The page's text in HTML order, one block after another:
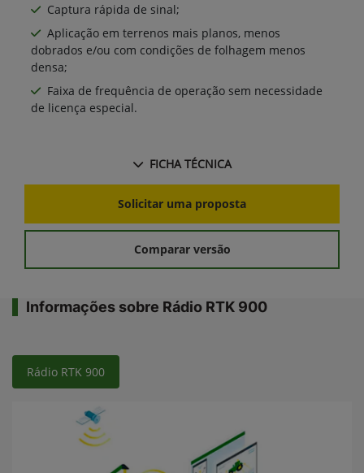
Captura rápida de sinal;
Aplicação em terrenos mais planos, menos
dobrados e/ou com condições de folhagem menos
densa;
Faixa de frequência de operação sem necessidade
de licença especial.
FICHA TÉCNICA
Solicitar uma proposta
Comparar versão
Informações sobre Rádio RTK 900
Rádio RTK 900